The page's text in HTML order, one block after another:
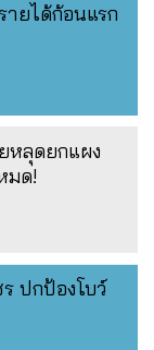
ายได้ก้อนแรก
หลุดยกแผง
มด!
ปกป้องโบว์